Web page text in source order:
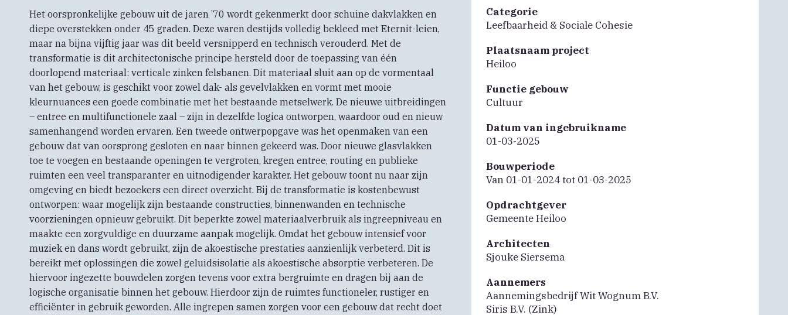
Het oorspronkelijke gebouw uit de jaren ’70 wordt gekenmerkt door schuine dakvlakken en
diepe overstekken onder 45 graden. Deze waren destijds volledig bekleed met Eternit-leien,
maar na bijna vijftig jaar was dit beeld versnipperd en technisch verouderd. Met de
transformatie is dit architectonische principe hersteld door de toepassing van één
doorlopend materiaal: verticale zinken felsbanen. Dit materiaal sluit aan op de vormentaal
van het gebouw, is geschikt voor zowel dak- als gevelvlakken en vormt met mooie
kleurnuances een goede combinatie met het bestaande metselwerk. De nieuwe uitbreidingen
– entree en multifunctionele zaal – zijn in dezelfde logica ontworpen, waardoor oud en nieuw
samenhangend worden ervaren. Een tweede ontwerpopgave was het openmaken van een
gebouw dat van oorsprong gesloten en naar binnen gekeerd was. Door nieuwe glasvlakken
toe te voegen en bestaande openingen te vergroten, kregen entree, routing en publieke
ruimten een veel transparanter en uitnodigender karakter. Het gebouw toont nu naar zijn
omgeving en biedt bezoekers een direct overzicht. Bij de transformatie is kostenbewust
ontworpen: waar mogelijk zijn bestaande constructies, binnenwanden en technische
voorzieningen opnieuw gebruikt. Dit beperkte zowel materiaalverbruik als ingreepniveau en
maakte een zorgvuldige en duurzame aanpak mogelijk. Omdat het gebouw intensief voor
muziek en dans wordt gebruikt, zijn de akoestische prestaties aanzienlijk verbeterd. Dit is
bereikt met oplossingen die zowel geluidsisolatie als akoestische absorptie verbeteren. De
hiervoor ingezette bouwdelen zorgen tevens voor extra bergruimte en dragen bij aan de
logische organisatie binnen het gebouw. Hierdoor zijn de ruimtes functioneler, rustiger en
efficiënter in gebruik geworden. Alle ingrepen samen zorgen voor een gebouw dat recht doet
Categorie
Leefbaarheid & Sociale Cohesie
Plaatsnaam project
Heiloo
Functie gebouw
Cultuur
Datum van ingebruikname
01-03-2025
Bouwperiode
Van 01-01-2024 tot 01-03-2025
Opdrachtgever
Gemeente Heiloo
Architecten
Sjouke Siersema
Aannemers
Aannemingsbedrijf Wit Wognum B.V.
Siris B.V. (Zink)